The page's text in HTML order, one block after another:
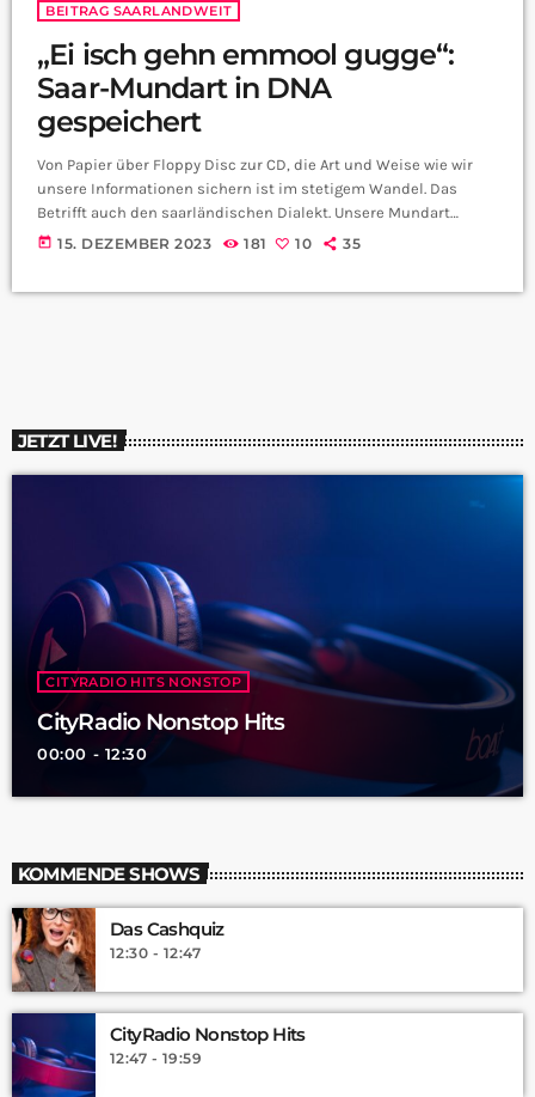
BEITRAG SAARLANDWEIT
„Ei isch gehn emmool gugge“:
Saar-Mundart in DNA
gespeichert
Von Papier über Floppy Disc zur CD, die Art und Weise wie wir
unsere Informationen sichern ist im stetigem Wandel. Das
Betrifft auch den saarländischen Dialekt. Unsere Mundart
wurde vom Historischem Museum und der Mundart eV.
today 15. DEZEMBER 2023 181 10 35
JETZT LIVE!
CITYRADIO HITS NONSTOP
CityRadio Nonstop Hits
00:00 - 12:30
KOMMENDE SHOWS
Das Cashquiz
12:30 - 12:47
CityRadio Nonstop Hits
12:47 - 19:59